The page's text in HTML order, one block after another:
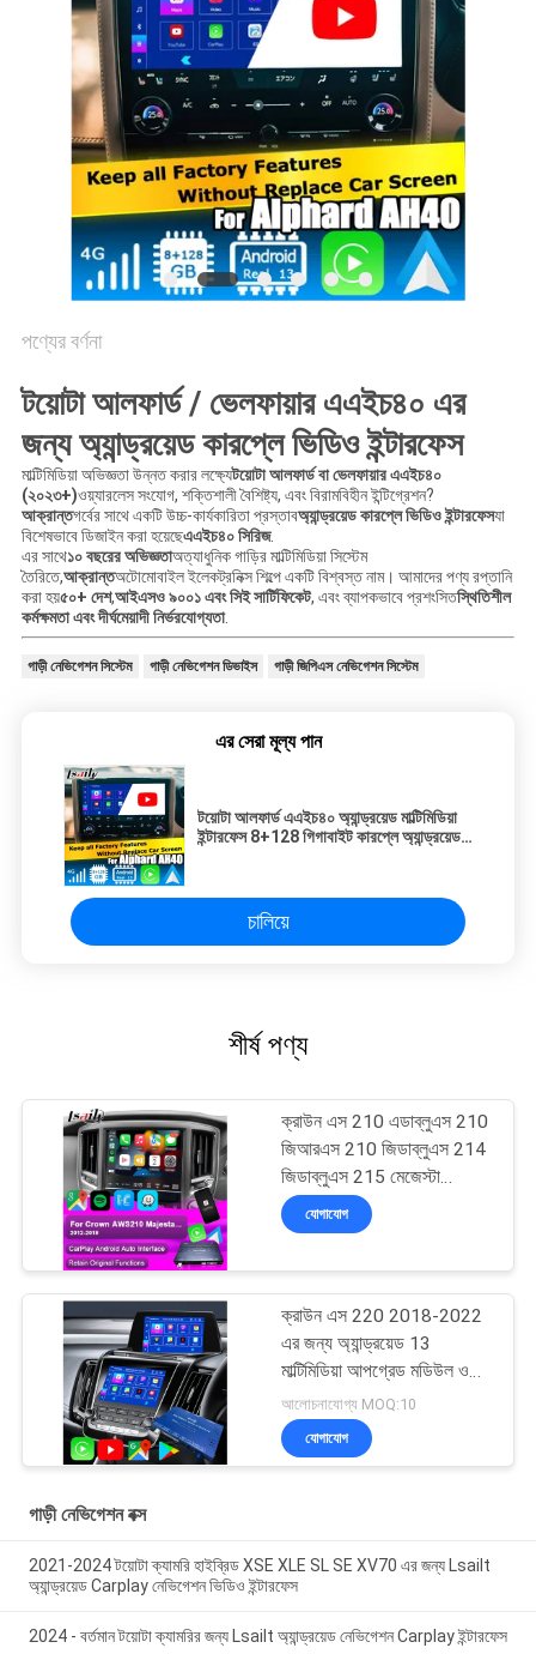
PRIVACY
POLICY
পণ্যের বর্ণনা
টয়োটা আলফার্ড / ভেলফায়ার এএইচ৪০ এর
জন্য অ্যান্ড্রয়েড কারপ্লে ভিডিও ইন্টারফেস
মাল্টিমিডিয়া অভিজ্ঞতা উন্নত করার লক্ষ্যেটয়োটা আলফার্ড বা ভেলফায়ার এএইচ৪০
(২০২৩+)ওয়্যারলেস সংযোগ, শক্তিশালী বৈশিষ্ট্য, এবং বিরামবিহীন ইন্টিগ্রেশন?
আক্রান্তগর্বের সাথে একটি উচ্চ-কার্যকারিতা প্রস্তাবঅ্যান্ড্রয়েড কারপ্লে ভিডিও ইন্টারফেসযা
বিশেষভাবে ডিজাইন করা হয়েছেএএইচ৪০ সিরিজ.
এর সাথে১০ বছরের অভিজ্ঞতাঅত্যাধুনিক গাড়ির মাল্টিমিডিয়া সিস্টেম
তৈরিতে,আক্রান্তঅটোমোবাইল ইলেকট্রনিক্স শিল্পে একটি বিশ্বস্ত নাম। আমাদের পণ্য রপ্তানি
করা হয়৫০+ দেশ,আইএসও ৯০০১ এবং সিই সার্টিফিকেট, এবং ব্যাপকভাবে প্রশংসিতস্থিতিশীল
কর্মক্ষমতা এবং দীর্ঘমেয়াদী নির্ভরযোগ্যতা.
গাড়ী নেভিগেশন সিস্টেম গাড়ী নেভিগেশন ডিভাইস গাড়ী জিপিএস নেভিগেশন সিস্টেম
এর সেরা মূল্য পান
টয়োটা আলফার্ড এএইচ৪০ অ্যান্ড্রয়েড মাল্টিমিডিয়া
ইন্টারফেস 8+128 গিগাবাইট কারপ্লে অ্যান্ড্রয়েড
চালিয়ে
শীর্ষ পণ্য
ক্রাউন এস 210 এডাব্লুএস 210
জিআরএস 210 জিডাব্লুএস 214
জিডাব্লুএস 215 মেজেস্টা
অ্যাথলেট রয়্যাল সেলুন ইন্টিগ্রেটেড
অ্যান্ড্রয়েড অটো, বিপরীত ক্যামেরা,
যোগাযোগ
ক্রাউন এস 220 2018-2022
এর জন্য অ্যান্ড্রয়েড 13
মাল্টিমিডিয়া আপগ্রেড মডিউল ওএম
ইন্টিগ্রেশন ওয়্যারলেস কারপ্লে,
অ্যান্ড্রয়েড অটো, ইউটিউব,
নেটফ্লিক্স, গুগল প্লে
আলোচনাযোগ্য MOQ:10
যোগাযোগ
গাড়ী নেভিগেশন বক্স
2021-2024 টয়োটা ক্যামরি হাইব্রিড XSE XLE SL SE XV70 এর জন্য Lsailt
অ্যান্ড্রয়েড Carplay নেভিগেশন ভিডিও ইন্টারফেস
2024 - বর্তমান টয়োটা ক্যামরির জন্য Lsailt অ্যান্ড্রয়েড নেভিগেশন Carplay ইন্টারফেস